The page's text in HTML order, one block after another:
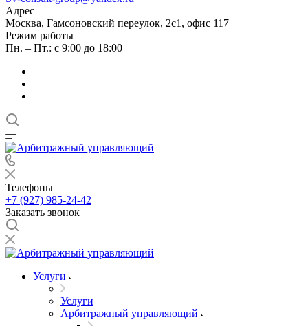
Адрес
Москва, Гамсоновский переулок, 2с1, офис 117
Режим работы
Пн. – Пт.: с 9:00 до 18:00
Телефоны
+7 (927) 985-24-42
Заказать звонок
Услуги
Услуги
Арбитражный управляющий